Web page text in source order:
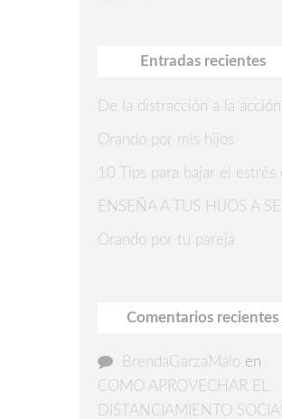
Entradas recientes
Orando por mis hijos
Orando por tu pareja
Comentarios recientes
BrendaGarzaMalo en
COMO APROVECHAR EL
DISTANCIAMIENTO SOCIAL